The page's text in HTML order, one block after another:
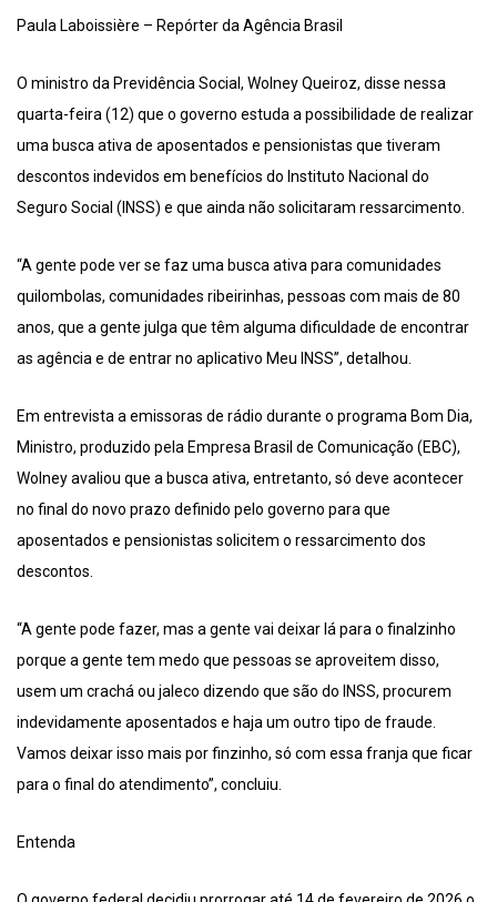
Paula Laboissière – Repórter da Agência Brasil
O ministro da Previdência Social, Wolney Queiroz, disse nessa
quarta-feira (12) que o governo estuda a possibilidade de realizar
uma busca ativa de aposentados e pensionistas que tiveram
descontos indevidos em benefícios do Instituto Nacional do
Seguro Social (INSS) e que ainda não solicitaram ressarcimento.
“A gente pode ver se faz uma busca ativa para comunidades
quilombolas, comunidades ribeirinhas, pessoas com mais de 80
anos, que a gente julga que têm alguma dificuldade de encontrar
as agência e de entrar no aplicativo Meu INSS”, detalhou.
Em entrevista a emissoras de rádio durante o programa Bom Dia,
Ministro, produzido pela Empresa Brasil de Comunicação (EBC),
Wolney avaliou que a busca ativa, entretanto, só deve acontecer
no final do novo prazo definido pelo governo para que
aposentados e pensionistas solicitem o ressarcimento dos
descontos.
“A gente pode fazer, mas a gente vai deixar lá para o finalzinho
porque a gente tem medo que pessoas se aproveitem disso,
usem um crachá ou jaleco dizendo que são do INSS, procurem
indevidamente aposentados e haja um outro tipo de fraude.
Vamos deixar isso mais por finzinho, só com essa franja que ficar
para o final do atendimento”, concluiu.
Entenda